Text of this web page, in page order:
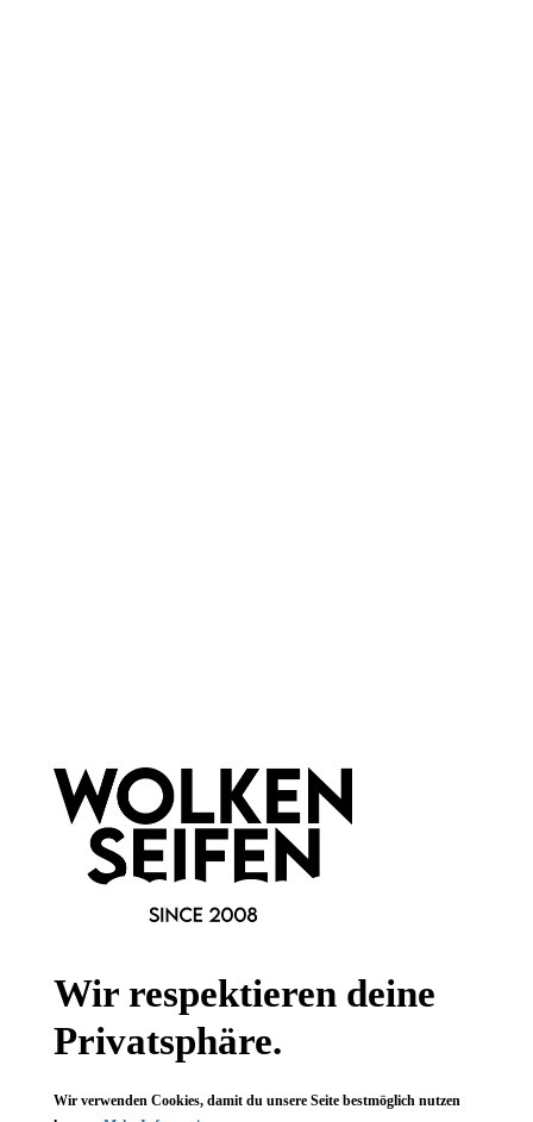
Informationen
Gesetzliche Informationen
FAQWir respektieren deine
Privatsphäre.
Wir verwenden Cookies, damit du unsere Seite bestmöglich nutzen